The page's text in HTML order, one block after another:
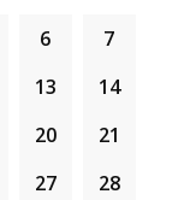
HUFFAZ YANG
DISEDIAKAN.
6
7
13
14
20
21
27
28